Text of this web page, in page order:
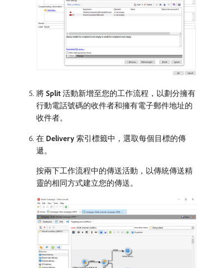
將​ Split ​活動新增至您的工作流程，以劃分擁有
行動電話號碼的收件者和擁有電子郵件地址的
收件者。
在​ Delivery ​索引標籤中，選取每個目標的傳
遞。
按兩下工作流程中的傳送活動，以傳統傳送精
靈的相同方式建立您的傳送。